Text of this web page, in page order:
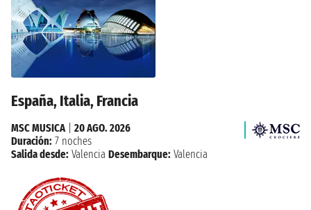
España, Italia, Francia
MSC MUSICA| 20 AGO. 2026
Duración: 7 noches
Salida desde: Valencia Desembarque: Valencia